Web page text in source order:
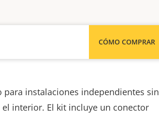
CÓMO COMPRAR
para instalaciones independientes sin
el interior. El kit incluye un conector